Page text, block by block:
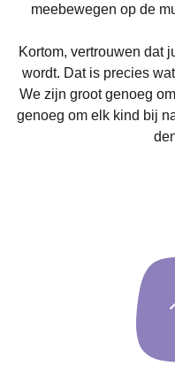
meebewegen op de
Kortom, vertrouwen dat
wordt. Dat is precies
We zijn groot genoeg
genoeg om elk kind bij